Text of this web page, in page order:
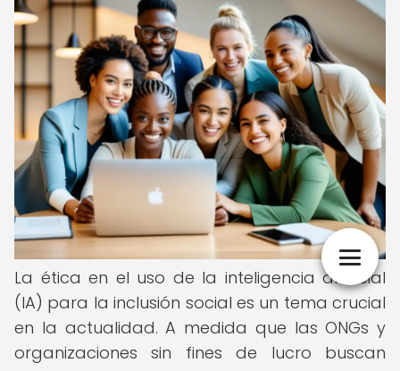
La ética en el uso de la inteligencia artificial
(IA) para la inclusión social es un tema crucial
en la actualidad. A medida que las ONGs y
organizaciones sin fines de lucro buscan